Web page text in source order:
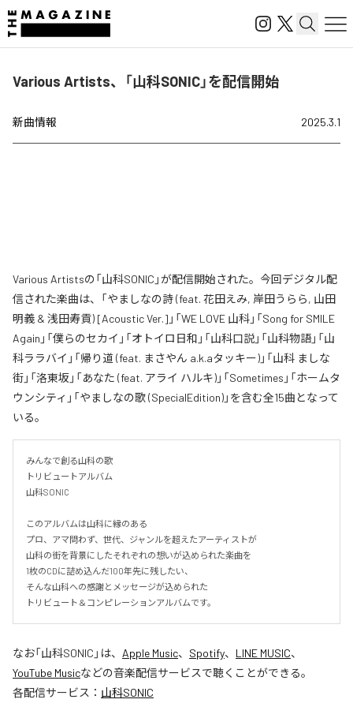
Various Artists、「山科SONIC」を配信開始
新曲情報 2025.3.1
Various Artistsの「山科SONIC」が配信開始された。今回デジタル配
信された楽曲は、「やましなの詩 (feat. 花田えみ, 岸田うらら, 山田
明義 & 浅田寿貢) [Acoustic Ver.]」「WE LOVE 山科」「Song for SMILE
Again」「僕らのセカイ」「オトイロ日和」「山科口説」「山科物語」「山
科ララバイ」「帰り道 (feat. まさやん a.k.aタッキー)」「山科 ましな
街」「洛東坂」「あなた (feat. アライ ハルキ)」「Sometimes」「ホームタ
ウンシティ」「やましなの歌 (SpecialEdition)」を含む全15曲となって
いる。
みんなで創る山科の歌
トリビュートアルバム
山科SONIC
このアルバムは山科に縁のある
プロ、アマ問わず、世代、ジャンルを超えたアーティストが
山科の街を背景にしたそれぞれの想いが込められた楽曲を
1枚のCDに詰め込んだ100年先に残したい、
そんな山科への感謝とメッセージが込められた
トリビュート＆コンピレーションアルバムです。
なお「山科SONIC 」は、 Apple Music、 Spotify、 LINE MUSIC、
YouTube Musicなどの音楽配信サービスで聴くことができる。
各配信サービス： 山科SONIC